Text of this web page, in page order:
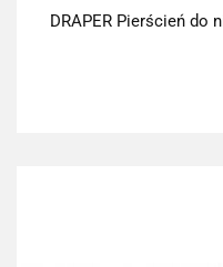
DRAPER Pierścień do